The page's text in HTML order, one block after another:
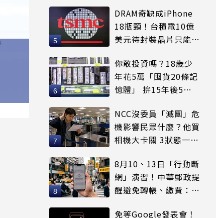
DRAM奇缺成iPhone
18瓶頸！台積電10億
美元待封裝晶片只能枯
你敢投資嗎？18歲少
年花5萬「囤貨20條記
憶體」 拚15年後5倍
NCC沒委員「滅團」危
機影響民眾什麼？他買
相機大卡關 3狀態一同
8月10、13日「行動斷
網」演習！中華郵政提
醒避免轉帳、繳費：務
免等Google發表會！